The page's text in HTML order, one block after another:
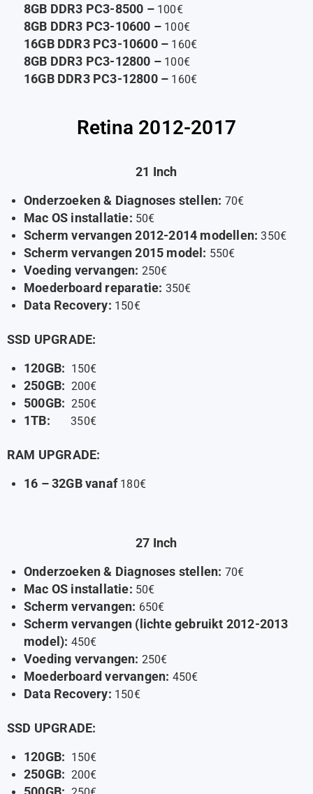
8GB DDR3 PC3-8500 – 100€
8GB DDR3 PC3-10600 – 100€
16GB DDR3 PC3-10600 – 160€
8GB DDR3 PC3-12800 – 100€
16GB DDR3 PC3-12800 – 160€
Retina 2012-2017
21 Inch
Onderzoeken & Diagnoses stellen: 70€
Mac OS installatie: 50€
Scherm vervangen 2012-2014 modellen:350€
Scherm vervangen 2015 model: 550€
Voeding vervangen: 250€
Moederboard reparatie: 350€
Data Recovery: 150€
SSD UPGRADE:
120GB: 150€
250GB: 200€
500GB: 250€
1TB:350€
RAM UPGRADE:
16 – 32GB vanaf 180€
27 Inch
Onderzoeken & Diagnoses stellen: 70€
Mac OS installatie: 50€
Scherm vervangen: 650€
Scherm vervangen (lichte gebruikt 2012-2013
model): 450€
Voeding vervangen: 250€
Moederboard vervangen: 450€
Data Recovery: 150€
SSD UPGRADE:
120GB: 150€
250GB: 200€